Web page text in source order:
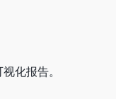
化报告。